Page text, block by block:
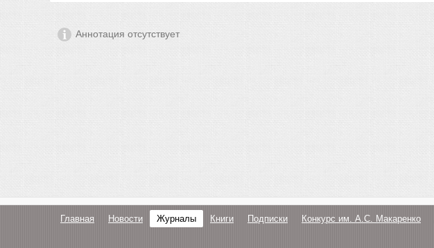
Аннотация отсутствует
Главная Новости Журналы Книги Подписки Конкурс им. А.С. Макаренко